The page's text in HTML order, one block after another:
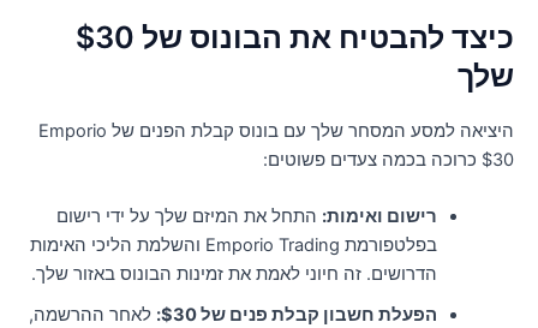
כיצד להבטיח את הבונוס של $30
היציאה למסע המסחר שלך עם בונוס קבלת הפנים של Emporio
בכמה צעדים פשוטים:
רישום ואימות:התחל את המיזם שלך על ידי רישום
בפלטפורמת Emporio Trading והשלמת הליכי האימות
הדרושים. זה חיוני לאמת את זמינות הבונוס באזור שלך.
הפעלת חשבון קבלת פנים של $30:
לאחר ההרשמה,